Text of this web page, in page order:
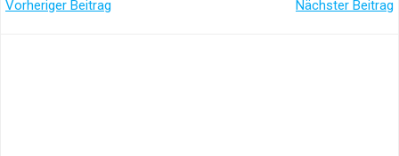
Post
Vorheriger Beitrag Nächster Beitrag